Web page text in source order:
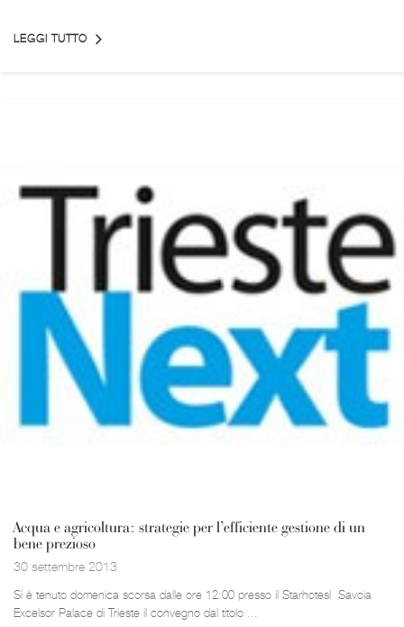
LEGGI TUTTO
Acqua e agricoltura: strategie per l’efficiente gestione di un
bene prezioso
30 settembre 2013
Si è tenuto domenica scorsa dalle ore 12:00 presso il Starhotesl Savoia
Excelsor Palace di Trieste il convegno dal titolo ...